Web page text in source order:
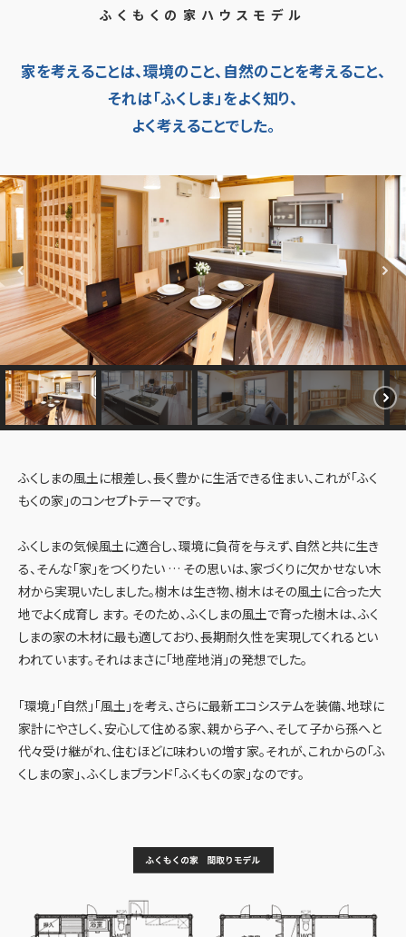
ふくもくの家ハウスモデル
家を考えることは、環境のこと、自然のことを考えること、
それは「ふくしま」をよく知り、
よく考えることでした。
ふくしまの風土に根差し、長く豊かに生活できる住まい、これが「ふく
もくの家」のコンセプトテーマです。
ふくしまの気候風土に適合し、環境に負荷を与えず、自然と共に生き
る、そんな「家」をつくりたい … その思いは、家づくりに欠かせない木
材から実現いたしました。樹木は生き物、樹木はその風土に合った大
地でよく成育し ます。 そのため、ふくしまの風土で育った樹木は、ふく
しまの家の木材に最も適しており、長期耐久性を実現してくれるとい
われています。それはまさに「地産地消」の発想でした。
「環境」「自然」「風土」を考え、さらに最新エコシステムを装備、地球に
家計にやさしく、安心して住める家、親から子へ、そして子から孫へと
代々受け継がれ、住むほどに味わいの増す家。それが、これからの「ふ
くしまの家」、ふくしまブランド「ふくもくの家」なのです。